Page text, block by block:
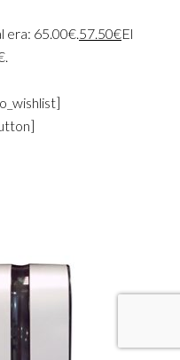
era: 65.00€.57.50€El